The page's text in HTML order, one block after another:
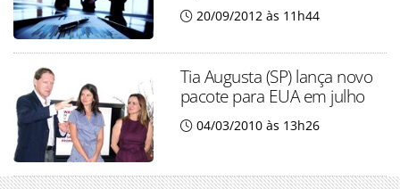
20/09/2012 às 11h44
Tia Augusta (SP) lança novo
pacote para EUA em julho
04/03/2010 às 13h26